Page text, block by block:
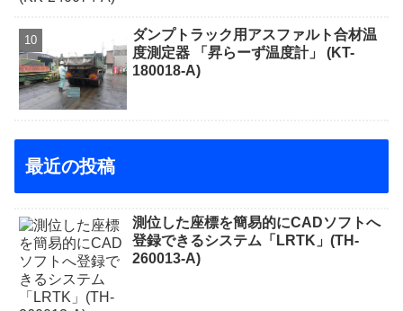
ダンプトラック用アスファルト合材温
度測定器 「昇らーず温度計」 (KT-
180018-A)
最近の投稿
測位した座標を簡易的にCADソフトへ
登録できるシステム「LRTK」(TH-
260013-A)